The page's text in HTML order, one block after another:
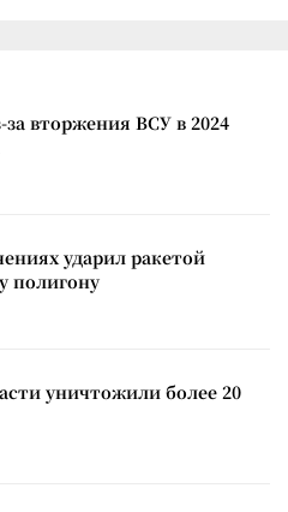
вторжения ВСУ в 2024
ударил ракетой
полигону
уничтожили более 20